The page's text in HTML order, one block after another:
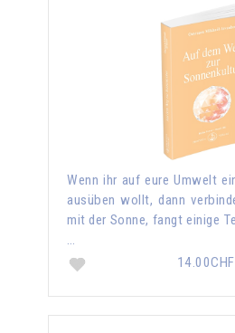
Wenn ihr auf eure Umwelt
ausüben wollt, dann
mit der Sonne, fangt einige
…
14.00CHF